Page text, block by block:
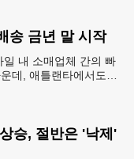
송 금년 말 시작
내 소매업체 간의 빠
데, 애틀랜타에서도
승, 절반은 '낙제'